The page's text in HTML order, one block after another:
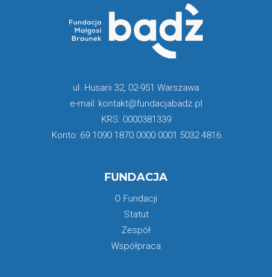
ul. Husarii 32, 02-951 Warszawa
e-mail: kontakt@fundacjabadz.pl
KRS: 0000381339
Konto: 69 1090 1870 0000 0001 5032 4816
FUNDACJA
O Fundacji
Statut
Zespół
Współpraca